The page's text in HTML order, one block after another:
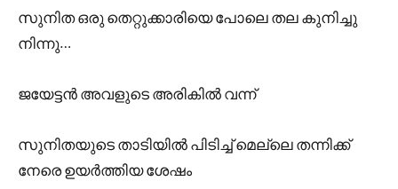
സുനിത ഒരു തെറ്റുക്കാരിയെ പോലെ തല കുനിച്ചു
നിന്നു…
ജയേട്ടൻ അവളുടെ അരികിൽ വന്ന്
സുനിതയുടെ താടിയിൽ പിടിച്ച് മെല്ലെ തന്നിക്ക്
നേരെ ഉയർത്തിയ ശേഷം